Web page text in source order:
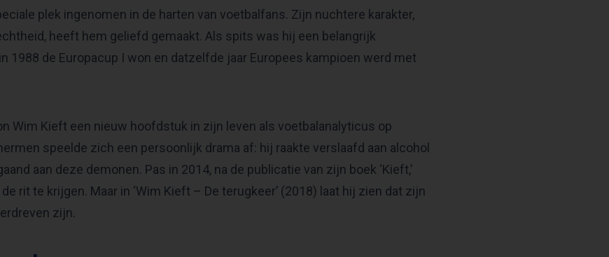
plek ingenomen in de harten van voetbalfans. Zijn nuchtere karakter,
heeft hem geliefd gemaakt. Als spits was hij een belangrijk
1988 de Europacup I won en datzelfde jaar Europees kampioen werd met
Wim Kieft een nieuw hoofdstuk in zijn leven als voetbalanalyticus op
speelde zich een persoonlijk drama af: hij raakte verslaafd aan alcohol
aan deze demonen. Pas in 2014, na de publicatie van zijn boek ‘Kieft,’
rit te krijgen. Maar in ‘Wim Kieft – De terugkeer’ (2018) laat hij zien dat zijn
zijn.